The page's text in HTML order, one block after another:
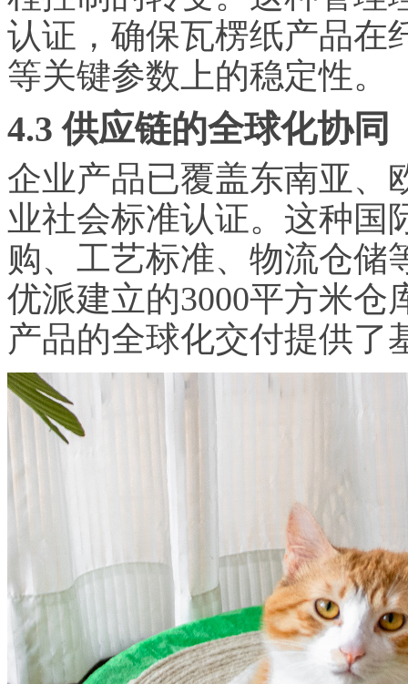
认证，确保瓦楞纸产品在
等关键参数上的稳定性。
4.3 供应链的全球化协同
企业产品已覆盖东南亚、
业社会标准认证。这种国
购、工艺标准、物流仓储
优派建立的3000平方米
产品的全球化交付提供了